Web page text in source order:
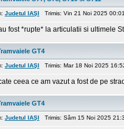
Judetul IAŞI Trimis: Vin 21 Noi 2025
fost *rupte* la articulatii si ultimele
GT4
Judetul IAŞI Trimis: Mar 18 Noi 2025
ceea ce am vazut a fost de pe
GT4
Judetul IAŞI Trimis: Sâm 15 Noi 2025